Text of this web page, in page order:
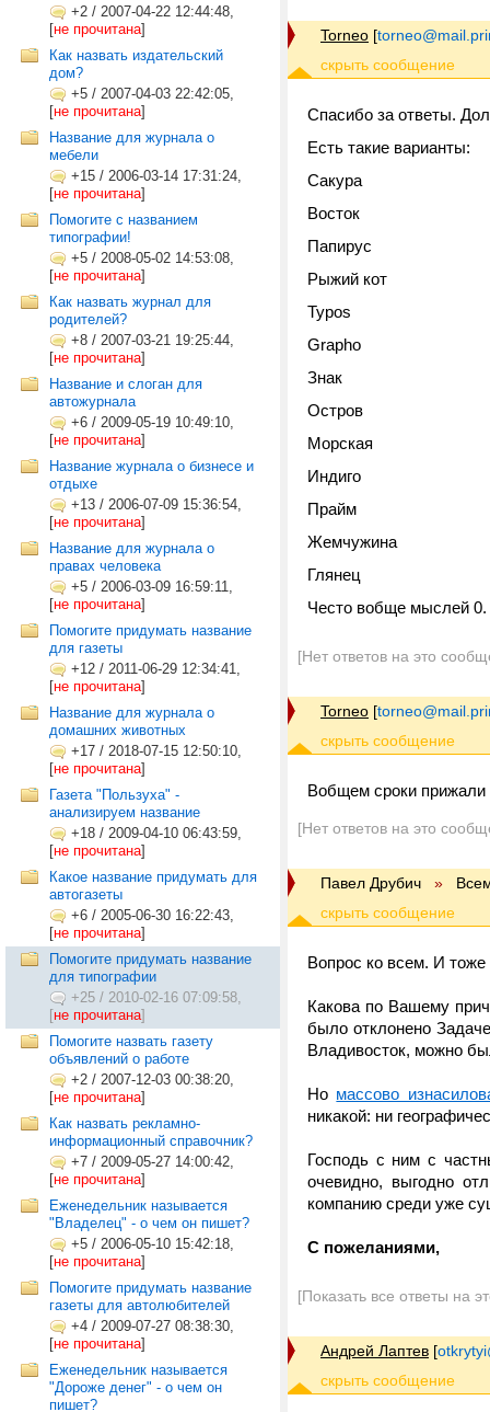
+2 / 2007-04-22 12:44:48,
[не прочитана]
Как назвать издательский
дом?
+5 / 2007-04-03 22:42:05,
[не прочитана]
Название для журнала о
мебели
+15 / 2006-03-14 17:31:24,
[не прочитана]
Помогите с названием
типографии!
+5 / 2008-05-02 14:53:08,
[не прочитана]
Как назвать журнал для
родителей?
+8 / 2007-03-21 19:25:44,
[не прочитана]
Название и слоган для
автожурнала
+6 / 2009-05-19 10:49:10,
[не прочитана]
Название журнала о бизнесе и
отдыхе
+13 / 2006-07-09 15:36:54,
[не прочитана]
Название для журнала о
правах человека
+5 / 2006-03-09 16:59:11,
[не прочитана]
Помогите придумать название
для газеты
+12 / 2011-06-29 12:34:41,
[не прочитана]
Название для журнала о
домашних животных
+17 / 2018-07-15 12:50:10,
[не прочитана]
Газета "Пользуха" -
анализируем название
+18 / 2009-04-10 06:43:59,
[не прочитана]
Какое название придумать для
автогазеты
+6 / 2005-06-30 16:22:43,
[не прочитана]
Помогите придумать название
для типографии
+25 / 2010-02-16 07:09:58,
[не прочитана]
Помогите назвать газету
объявлений о работе
+2 / 2007-12-03 00:38:20,
[не прочитана]
Как назвать рекламно-
информационный справочник?
+7 / 2009-05-27 14:00:42,
[не прочитана]
Еженедельник называется
"Владелец" - о чем он пишет?
+5 / 2006-05-10 15:42:18,
[не прочитана]
Помогите придумать название
газеты для автолюбителей
+4 / 2009-07-27 08:38:30,
[не прочитана]
Еженедельник называется
"Дороже денег" - о чем он
пишет?
Torneo [
Спасибо за ответы.
Есть такие варианты:
Сакура
Восток
Папирус
Рыжий кот
Typos
Grapho
Знак
Остров
Морская
Индиго
Прайм
Жемчужина
Глянец
Често вобще мыслей 0.
[Нет ответов на это
Torneo [
Вобщем сроки прижали
[Нет ответов на это
Павел Друбич »
Вопрос ко всем. И
Какова по Вашему
было отклонено
Владивосток, можно
Но массово
никакой: ни
Господь с ним с
очевидно, выгодно
компанию среди уже
С пожеланиями,
[Показать все ответы на
Андрей Лаптев [